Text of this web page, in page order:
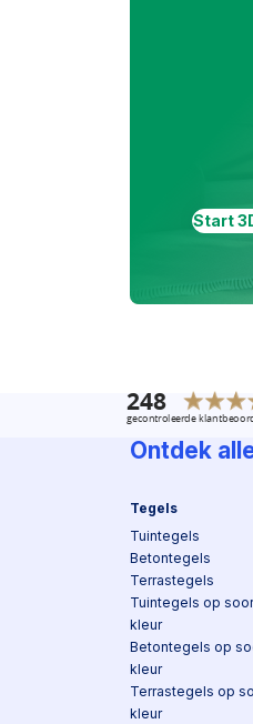
Start
Ontdek
Tegels
Tuintegels
Betontegels
Terrastegels
Tuintegels op
kleur
Betontegels op
kleur
Terrastegels op
kleur